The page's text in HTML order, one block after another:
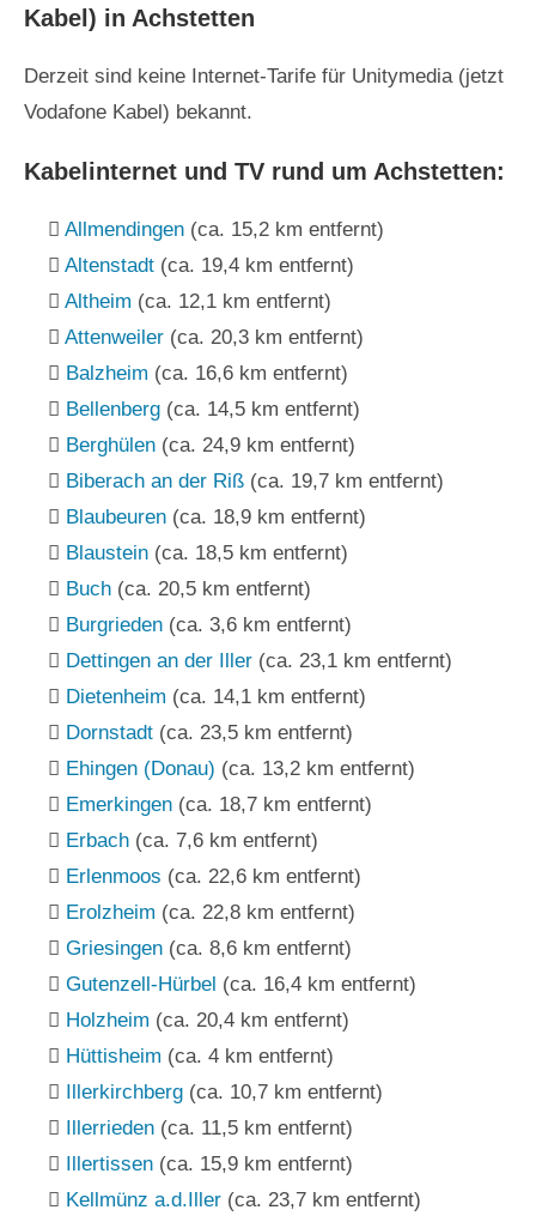
Kabel) in Achstetten
Derzeit sind keine Internet-Tarife für Unitymedia (jetzt
Vodafone Kabel) bekannt.
Kabelinternet und TV rund um Achstetten:
Allmendingen (ca. 15,2 km entfernt)
Altenstadt (ca. 19,4 km entfernt)
Altheim (ca. 12,1 km entfernt)
Attenweiler (ca. 20,3 km entfernt)
Balzheim (ca. 16,6 km entfernt)
Bellenberg (ca. 14,5 km entfernt)
Berghülen (ca. 24,9 km entfernt)
Biberach an der Riß (ca. 19,7 km entfernt)
Blaubeuren (ca. 18,9 km entfernt)
Blaustein (ca. 18,5 km entfernt)
Buch (ca. 20,5 km entfernt)
Burgrieden (ca. 3,6 km entfernt)
Dettingen an der Iller (ca. 23,1 km entfernt)
Dietenheim (ca. 14,1 km entfernt)
Dornstadt (ca. 23,5 km entfernt)
Ehingen (Donau) (ca. 13,2 km entfernt)
Emerkingen (ca. 18,7 km entfernt)
Erbach (ca. 7,6 km entfernt)
Erlenmoos (ca. 22,6 km entfernt)
Erolzheim (ca. 22,8 km entfernt)
Griesingen (ca. 8,6 km entfernt)
Gutenzell-Hürbel (ca. 16,4 km entfernt)
Holzheim (ca. 20,4 km entfernt)
Hüttisheim (ca. 4 km entfernt)
Illerkirchberg (ca. 10,7 km entfernt)
Illerrieden (ca. 11,5 km entfernt)
Illertissen (ca. 15,9 km entfernt)
Kellmünz a.d.Iller (ca. 23,7 km entfernt)